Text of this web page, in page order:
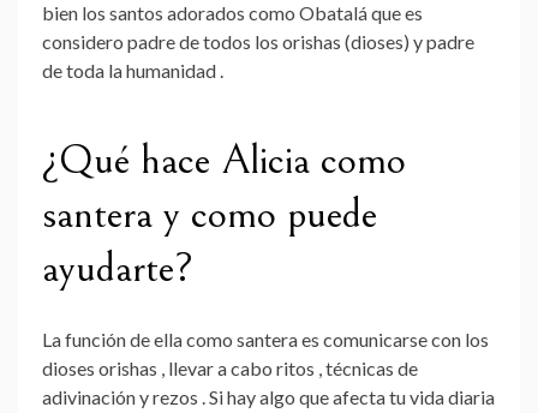
bien los santos adorados como Obatalá que es
considero padre de todos los orishas (dioses) y padre
de toda la humanidad .
¿Qué hace Alicia como
santera y como puede
ayudarte?
La función deella como santeraes comunicarse con los
dioses orishas , llevar a cabo ritos , técnicas de
adivinación y rezos . Si hay algo que afecta tu vida diaria